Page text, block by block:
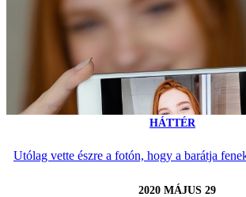
HÁTTÉR
Utólag vette észre a fotón, hogy a barátja
2020 MÁJUS 29